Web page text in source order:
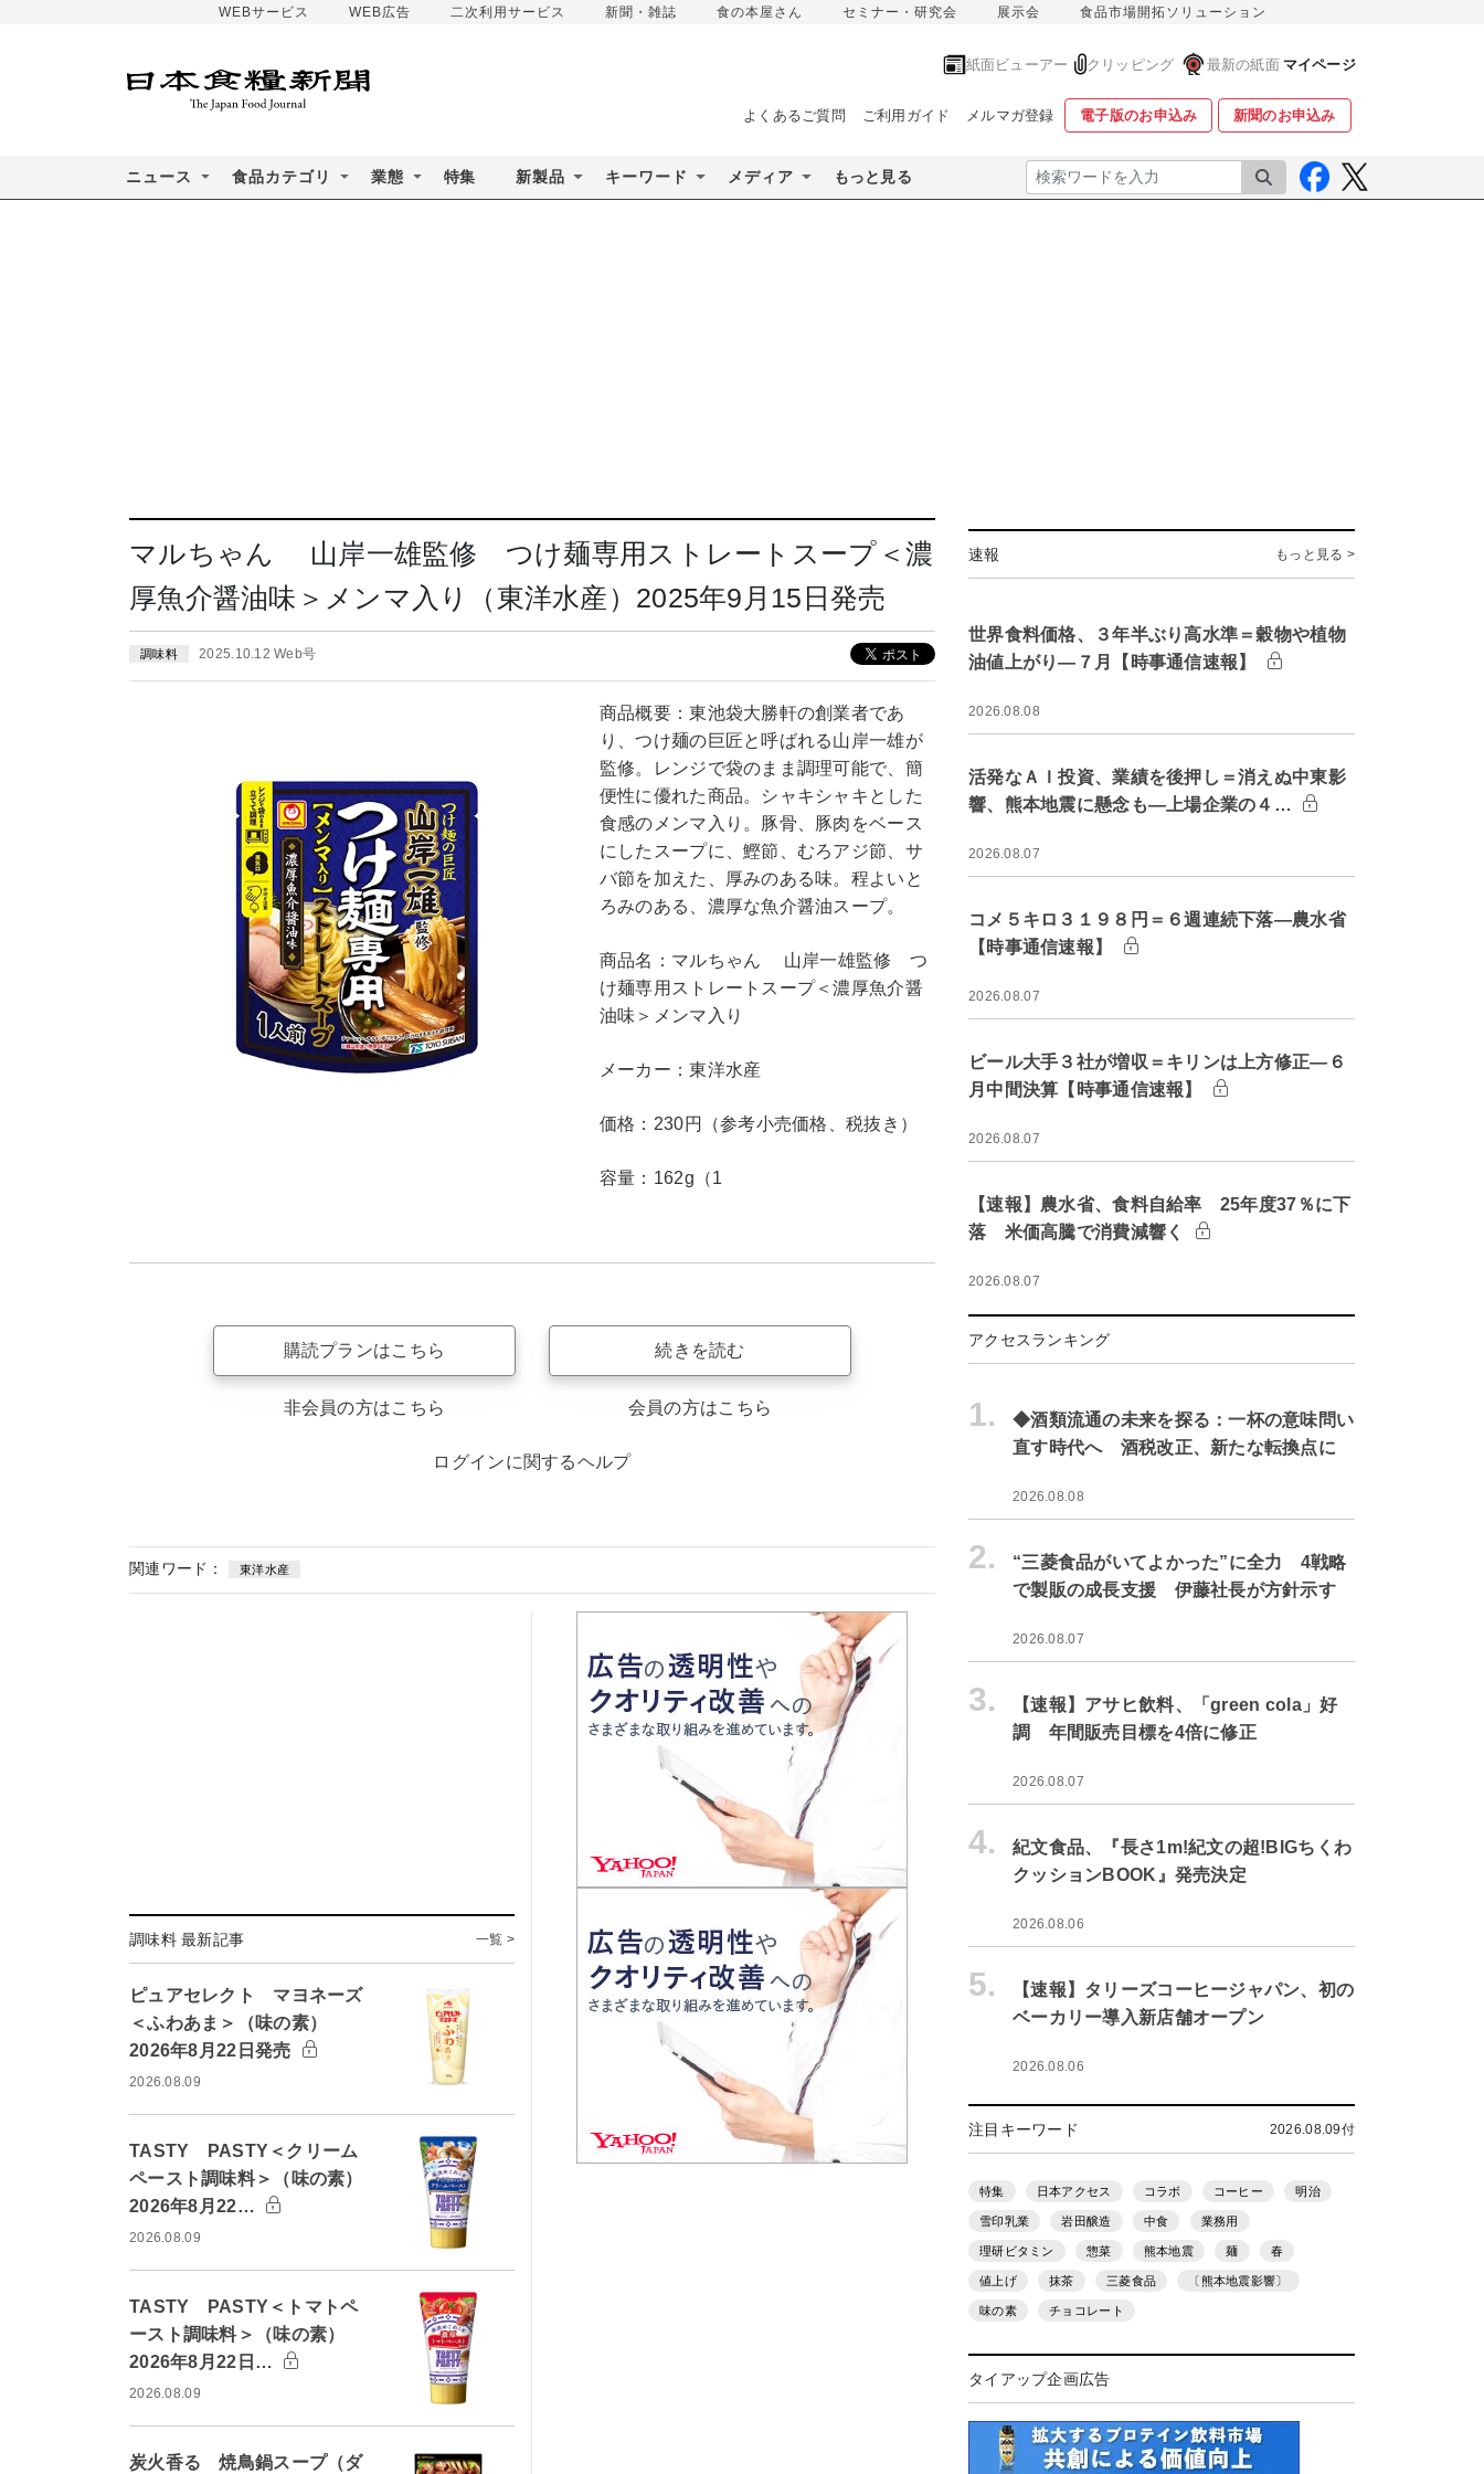
WEBサービス WEB広告 二次利用サービス 新聞・雑誌 食の本屋さん セミナー・研究会 展示会 食品市場開拓ソリューション
紙面ビューアー クリッピング 最新の紙面 マイページ
よくあるご質問 ご利用ガイド メルマガ登録 電子版のお申込み 新聞のお申込み
ニュース 食品カテゴリ 業態 特集 新製品 キーワード メディア もっと見る 検索
マルちゃん 山岸一雄監修 つけ麺専用ストレートスープ＜濃
厚魚介醤油味＞メンマ入り（東洋水産）2025年9月15日発売
調味料 2025.10.12 Web号
商品概要：東池袋大勝軒の創業者であ
り、つけ麺の巨匠と呼ばれる山岸一雄が
監修。レンジで袋のまま調理可能で、簡
便性に優れた商品。シャキシャキとした
食感のメンマ入り。豚骨、豚肉をベース
にしたスープに、鰹節、むろアジ節、サ
バ節を加えた、厚みのある味。程よいと
ろみのある、濃厚な魚介醤油スープ。
商品名：マルちゃん 山岸一雄監修 つ
け麺専用ストレートスープ＜濃厚魚介醤
油味＞メンマ入り
メーカー：東洋水産
価格：230円（参考小売価格、税抜き）
容量：162g（1
購読プランはこちら
非会員の方はこちら
続きを読む
会員の方はこちら
ログインに関するヘルプ
関連ワード： 東洋水産
調味料 最新記事 一覧 >
ピュアセレクト マヨネーズ
＜ふわあま＞（味の素）
2026年8月22日発売
2026.08.09
TASTY PASTY＜クリーム
ペースト調味料＞（味の素）
2026年8月22…
2026.08.09
TASTY PASTY＜トマトペ
ースト調味料＞（味の素）
2026年8月22日…
2026.08.09
炭火香る 焼鳥鍋スープ（ダ
速報 もっと見る >
世界食料価格、３年半ぶり高水準＝穀物や植物
油値上がり―７月【時事通信速報】
2026.08.08
活発なＡＩ投資、業績を後押し＝消えぬ中東影
響、熊本地震に懸念も―上場企業の４…
2026.08.07
コメ５キロ３１９８円＝６週連続下落―農水省
【時事通信速報】
2026.08.07
ビール大手３社が増収＝キリンは上方修正―６
月中間決算【時事通信速報】
2026.08.07
【速報】農水省、食料自給率 25年度37％に下
落 米価高騰で消費減響く
2026.08.07
アクセスランキング
1.
◆酒類流通の未来を探る：一杯の意味問い
直す時代へ 酒税改正、新たな転換点に
2026.08.08
2.
“三菱食品がいてよかった”に全力 4戦略
で製販の成長支援 伊藤社長が方針示す
2026.08.07
3.
【速報】アサヒ飲料、「green cola」好
調 年間販売目標を4倍に修正
2026.08.07
4.
紀文食品、『長さ1m!紀文の超!BIGちくわ
クッションBOOK』発売決定
2026.08.06
5.
【速報】タリーズコーヒージャパン、初の
ベーカリー導入新店舗オープン
2026.08.06
注目キーワード 2026.08.09付
特集 日本アクセス コラボ コーヒー 明治
雪印乳業 岩田醸造 中食 業務用
理研ビタミン 惣菜 熊本地震 麺 春
値上げ 抹茶 三菱食品 〔熊本地震影響〕
味の素 チョコレート
タイアップ企画広告